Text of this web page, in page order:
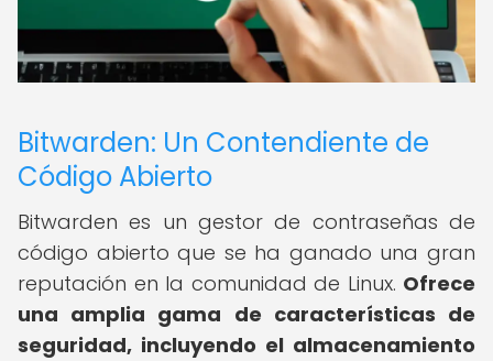
Bitwarden: Un Contendiente de
Código Abierto
Bitwarden es un gestor de contraseñas de
código abierto que se ha ganado una gran
reputación en la comunidad de Linux. Ofrece
una amplia gama de características de
seguridad, incluyendo el almacenamiento